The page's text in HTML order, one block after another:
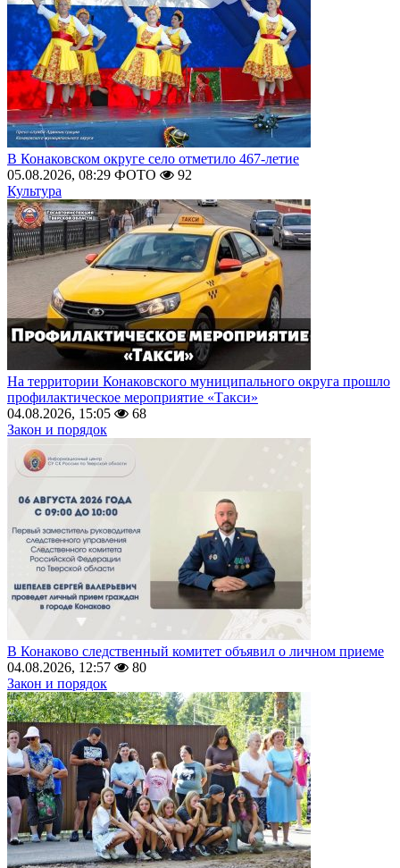
В Конаковском округе село отметило 467-летие
05.08.2026, 08:29 ФОТО
92
Культура
На территории Конаковского муниципального округа прошло
профилактическое мероприятие «Такси»
04.08.2026, 15:05
68
Закон и порядок
В Конаково следственный комитет объявил о личном приеме
04.08.2026, 12:57
80
Закон и порядок